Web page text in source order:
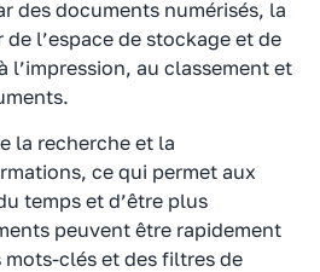
des documents numérisés, la
de l’espace de stockage et de
l’impression, au classement et
la recherche et la
ce qui permet aux
temps et d’être plus
peuvent être rapidement
mots-clés et des filtres de